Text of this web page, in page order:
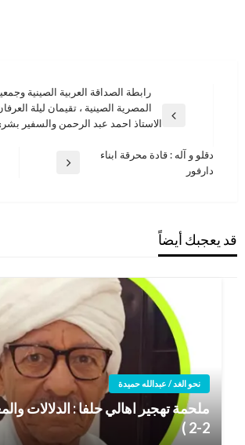
المقالات
المقالة
رابطة الصداقة العربية الصينية
المصرية الصينية ، تقيمان ليلة
الاستاذ احمد عبد الرحمن والسفير
المقالة
دقلو و آله : قادة محرقة ابناء
دارفور
قد يعجبك أيضاً
نحو الغد / عبدالله حميدة
ملحمة تهجير اهالي حلفا : الدلالات
2-2 )